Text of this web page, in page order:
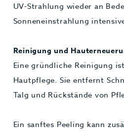
UV-Strahlung wieder an
Sonneneinstrahlung
Reinigung und
Eine gründliche Reinigung
Hautpflege. Sie entfernt
Talg und Rückstände von
Ein sanftes Peeling kann